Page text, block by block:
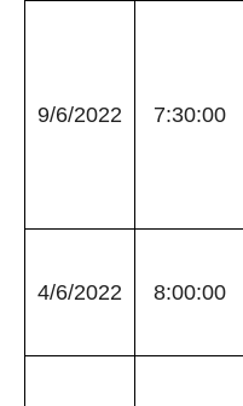
9/6/2022 7:30:00
4/6/2022 8:00:00